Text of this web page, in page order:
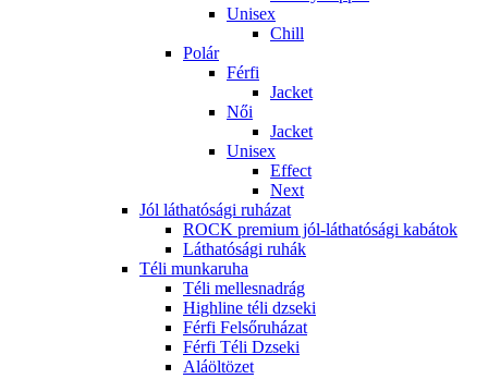
Unisex
Chill
Polár
Férfi
Jacket
Női
Jacket
Unisex
Effect
Next
Jól láthatósági ruházat
ROCK premium jól-láthatósági kabátok
Láthatósági ruhák
Téli munkaruha
Téli mellesnadrág
Highline téli dzseki
Férfi Felsőruházat
Férfi Téli Dzseki
Aláöltözet